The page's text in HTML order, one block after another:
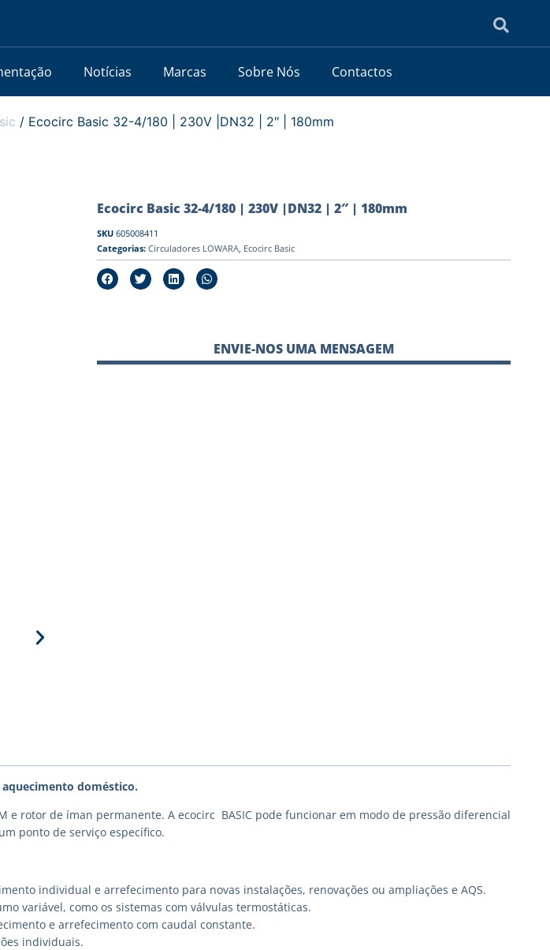
Notícias Marcas Sobre Nós Contactos
/ Ecocirc Basic 32-4/180 | 230V |DN32 | 2″ | 180mm
Ecocirc Basic 32-4/180 | 230V |DN32 | 2″ | 180mm
SKU 605008411
Categorias: Circuladores LOWARA, Ecocirc Basic
ENVIE-NOS UMA MENSAGEM
doméstico.
e rotor de íman permanente. A ecocirc BASIC pode funcionar em modo de pressão diferencial
ponto de serviço específico.
individual e arrefecimento para novas instalações, renovações ou ampliações e AQS.
variável, como os sistemas com válvulas termostáticas.
e arrefecimento com caudal constante.
individuais.